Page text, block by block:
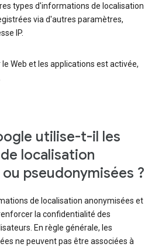
types d'informations de localisation
via d'autres paramètres,
IP.
Web et les applications est activée,
utilise-t-il les
localisation
pseudonymisées ?
de localisation anonymisées et
la confidentialité des
En règle générale, les
ne peuvent pas être associées à